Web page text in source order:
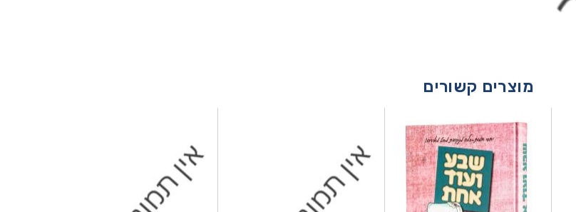
מוצרים קשורים